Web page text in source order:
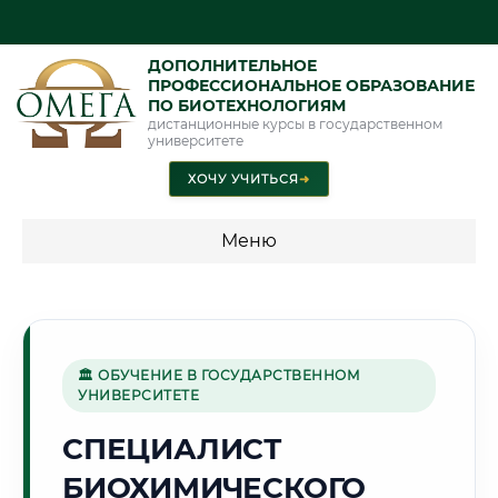
ДОПОЛНИТЕЛЬНОЕ
ПРОФЕССИОНАЛЬНОЕ ОБРАЗОВАНИЕ
ПО БИОТЕХНОЛОГИЯМ
дистанционные курсы в государственном
университете
ХОЧУ УЧИТЬСЯ➜
Меню
🏭
Г. СТЕРЛИТАМАК
🏛 ОБУЧЕНИЕ В ГОСУДАРСТВЕННОМ
УНИВЕРСИТЕТЕ
СПЕЦИАЛИСТ
БИОХИМИЧЕСКОГО